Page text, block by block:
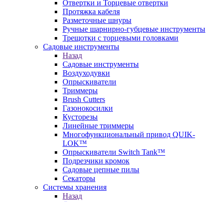
Отвертки и Торцевые отвертки
Протяжка кабеля
Разметочные шнуры
Ручные шарнирно-губцевые инструменты
Трещотки с торцевыми головками
Садовые инструменты
Назад
Садовые инструменты
Воздуходувки
Опрыскиватели
Триммеры
Brush Cutters
Газонокосилки
Кусторезы
Линейные триммеры
Многофункциональный привод QUIK-
LOK™
Опрыскиватели Switch Tank™
Подрезчики кромок
Садовые цепные пилы
Секаторы
Системы хранения
Назад